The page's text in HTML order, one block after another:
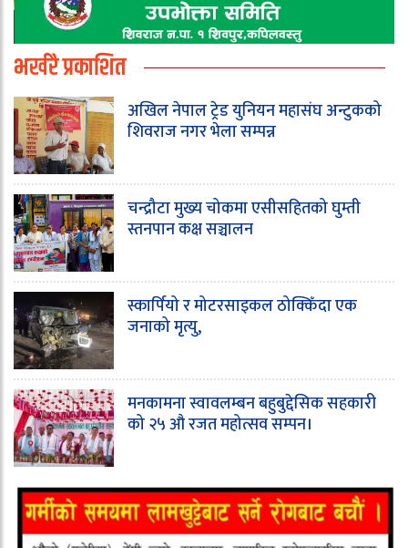
भर्खरै प्रकाशित
अखिल नेपाल ट्रेड युनियन महासंघ अन्टुकको
शिवराज नगर भेला सम्पन्न
चन्द्रौटा मुख्य चोकमा एसीसहितको घुम्ती
स्तनपान कक्ष सञ्चालन
स्कार्पियो र मोटरसाइकल ठोक्किँदा एक
जनाको मृत्यु,
मनकामना स्वावलम्बन बहुबुद्देसिक सहकारी
को २५ औ रजत महोत्सव सम्पन।